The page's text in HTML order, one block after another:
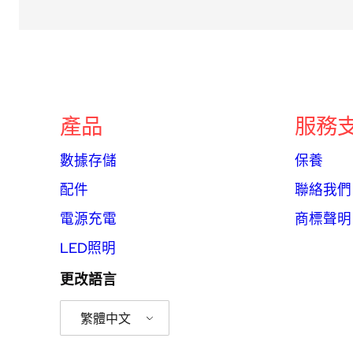
產品
數據存儲
配件
電源充電
LED照明
服務
保養
聯絡我們
商標聲明
更改語言
繁體中文